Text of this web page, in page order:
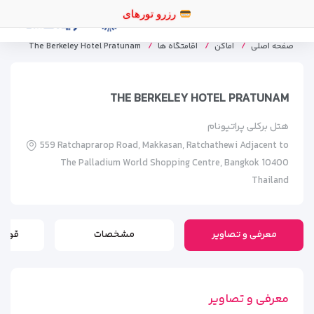
رزر
صفحه اصلی اماکن اقامتگاه ها The Berkeley Hotel Pratunam
THE BERKELEY HOTEL PRATUNAM
هتل برکلی پراتیونام
559 Ratchaprarop Road, Makkasan, Ratchathewi Adjacent to
The Palladium World Shopping Centre, Bangkok 10400
Thailand
معرفی و تصاویر مشخصات
معرفی و تصاویر